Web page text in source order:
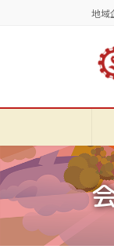
へ
ッ
プ
ョ
移
動
地域